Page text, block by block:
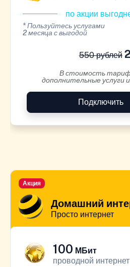
по акции
* Пользуйтесь услугами
2 месяца с выгодой
550 рублей
В стоимость
дополнительные услуги
Подключить
Домашний
Просто интернет
Акция
100 МБит
проводной интернет